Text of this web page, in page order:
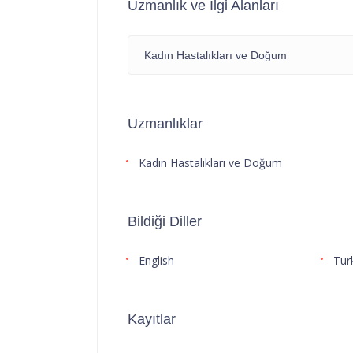
Uzmanlık ve İlgi Alanları
Kadın Hastalıkları ve Doğum
Uzmanlıklar
Kadın Hastalıkları ve Doğum
Bildiği Diller
English
Kayıtlar